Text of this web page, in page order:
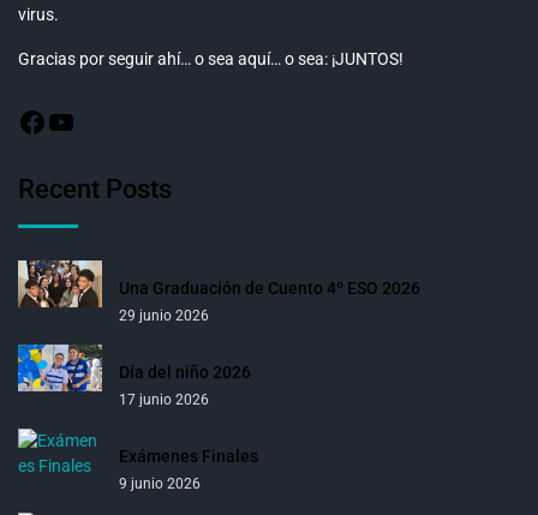
virus.
Gracias por seguir ahí… o sea aquí… o sea: ¡JUNTOS!
Recent Posts
Una Graduación de Cuento 4º ESO 2026
29 junio 2026
Día del niño 2026
17 junio 2026
Exámenes Finales
9 junio 2026